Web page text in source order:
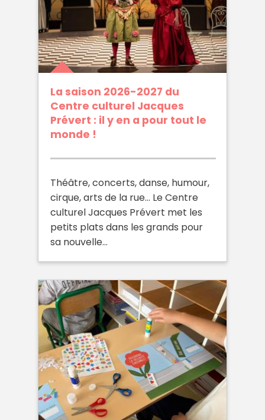
La saison 2026-2027 du
Centre culturel Jacques
Prévert : il y en a pour tout le
monde !
Théâtre, concerts, danse, humour,
cirque, arts de la rue… Le Centre
culturel Jacques Prévert met les
petits plats dans les grands pour
sa nouvelle…